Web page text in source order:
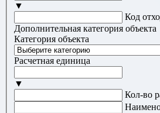
▼
Код
Дополнительная категория объекта
Категория объекта
Расчетная единица
▼
Кол-во